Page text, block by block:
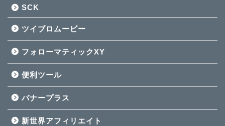
SCK
ツイブロムービー
フォローマティックXY
便利ツール
バナープラス
新世界アフィリエイト